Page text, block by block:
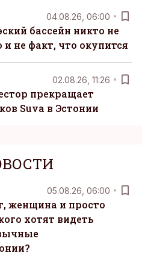
04.08.26, 06:00
бассейн никто не
и не факт, что окупится
02.08.26, 11:26
прекращает
Suva в Эстонии
05.08.26, 06:00
женщина и просто
хотят видеть